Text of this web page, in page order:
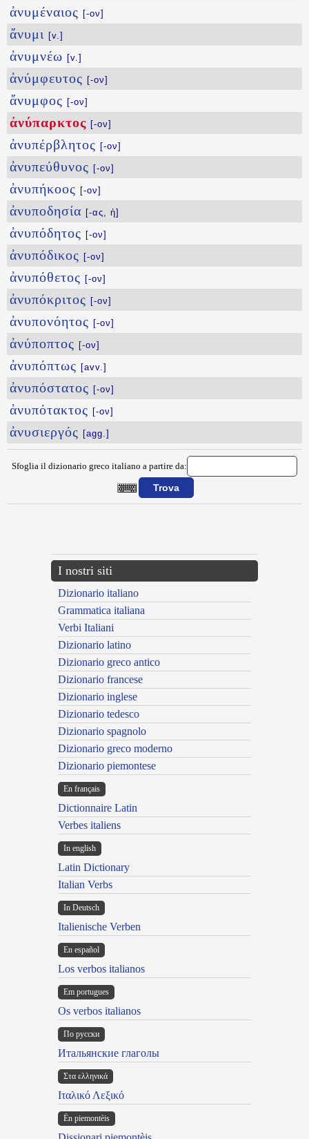
ἀνυμέναιος [-ον]
ἄνυμι [v.]
ἀνυμνέω [v.]
ἀνύμφευτος [-ον]
ἄνυμφος [-ον]
ἀνύπαρκτος [-ον]
ἀνυπέρβλητος [-ον]
ἀνυπεύθυνος [-ον]
ἀνυπήκοος [-ον]
ἀνυποδησία [-ας, ἡ]
ἀνυπόδητος [-ον]
ἀνυπόδικος [-ον]
ἀνυπόθετος [-ον]
ἀνυπόκριτος [-ον]
ἀνυπονόητος [-ον]
ἀνύποπτος [-ον]
ἀνυπόπτως [avv.]
ἀνυπόστατος [-ον]
ἀνυπότακτος [-ον]
ἀνυσιεργός [agg.]
Sfoglia il dizionario greco italiano a partire da:
I nostri siti
Dizionario italiano
Grammatica italiana
Verbi Italiani
Dizionario latino
Dizionario greco antico
Dizionario francese
Dizionario inglese
Dizionario tedesco
Dizionario spagnolo
Dizionario greco moderno
Dizionario piemontese
En français
Dictionnaire Latin
Verbes italiens
In english
Latin Dictionary
Italian Verbs
In Deutsch
Italienische Verben
En español
Los verbos italianos
Em portugues
Os verbos italianos
По русски
Итальянские глаголы
Στα ελληνικά
Ιταλικό Λεξικό
Ën piemontèis